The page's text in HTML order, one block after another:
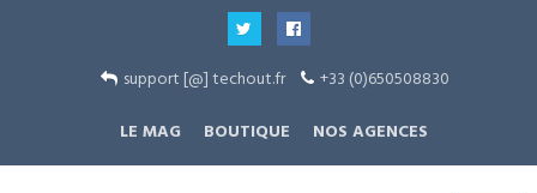
support [@] techout.fr
+33 (0)650508830
LE MAG
BOUTIQUE NOS AGENCES